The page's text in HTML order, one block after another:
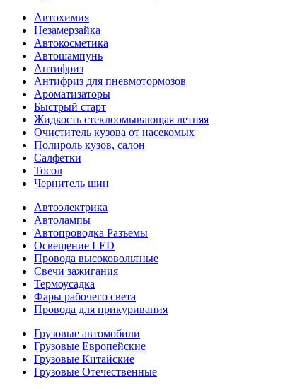
Автохимия
Незамерзайка
Автокосметика
Автошампунь
Антифриз
Антифриз для пневмотормозов
Ароматизаторы
Быстрый старт
Жидкость стеклоомывающая летняя
Очиститель кузова от насекомых
Полироль кузов, салон
Салфетки
Тосол
Чернитель шин
Автоэлектрика
Автолампы
Автопроводка Разъемы
Освещение LED
Провода высоковольтные
Свечи зажигания
Термоусадка
Фары рабочего света
Провода для прикуривания
Грузовые автомобили
Грузовые Европейские
Грузовые Китайские
Грузовые Отечественные